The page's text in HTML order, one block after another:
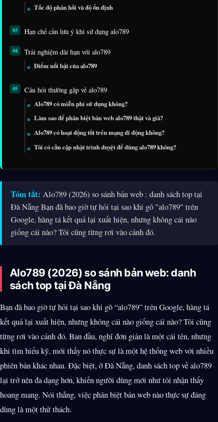
Tốc độ phản hồi và độ ổn định
Hạn chế cần lưu ý khi sử dụng alo789
Trải nghiệm dài hạn với alo789
Điểm nổi bật của alo789
Câu hỏi thường gặp về alo789
Alo789 có miễn phí sử dụng không?
Làm sao để phân biệt bản web alo789 thật và giả?
Alo789 có hoạt động tốt trên mạng di động không?
Tôi có cần cập nhật trình duyệt để dùng alo789 không?
Tóm tắt: Alo789 (2026) so sánh bản web : danh sách top tại
Đà Nẵng Bạn đã bao giờ tự hỏi tại sao khi gõ "alo789" trên
Google, hàng tá kết quả lại xuất hiện, nhưng không cái nào
giống cái nào? Tôi cũng từng rơi vào cảnh đó.
Alo789 (2026) so sánh bản web: danh
sách top tại Đà Nẵng
Bạn đã bao giờ tự hỏi tại sao khi gõ “alo789” trên Google, hàng tá
kết quả lại xuất hiện, nhưng không cái nào giống cái nào? Tôi cũng
từng rơi vào cảnh đó. Ban đầu, nghĩ đơn giản là một cái tên, nhưng
khi tìm hiểu kỹ, mới thấy nó thực sự là một hệ thống web với nhiều
phiên bản khác nhau. Đặc biệt, ở Đà Nẵng, danh sách top về alo789
lại trở nên đa dạng hơn, khiến người dùng mới như tôi nhận thấy
hoang mang. Nói thẳng, việc phân biệt bản web nào thực sự đáng
dùng là một thử thách.